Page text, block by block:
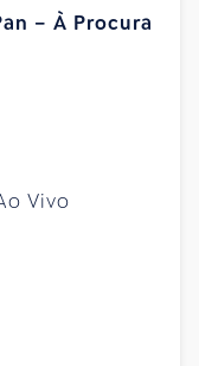
– À Procura
Vivo